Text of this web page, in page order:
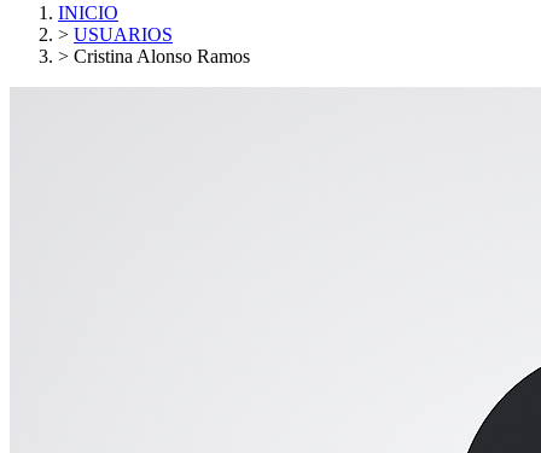
INICIO
> USUARIOS
> Cristina Alonso Ramos